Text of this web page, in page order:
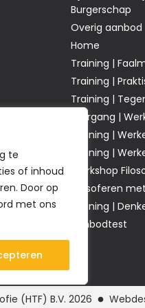
te
of inhoud
Door op
met ons
Burgerschap
Overig aanbod
Home
Training |
Training |
Training |
Leergang |
Training |
Training |
Workshop
Filosoferen
Training |
Aanbodtest
(HTF) B.V. 2026